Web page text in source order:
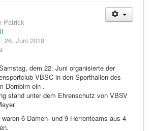
Patrick
26. Juni 2019
dem 22. Juni organisierte der
VBSC in den Sporthallen des
Dornbirn ein .
stand unter dem Ehrenschutz von VBSV
6 Damen- und 9 Herrenteams aus 4